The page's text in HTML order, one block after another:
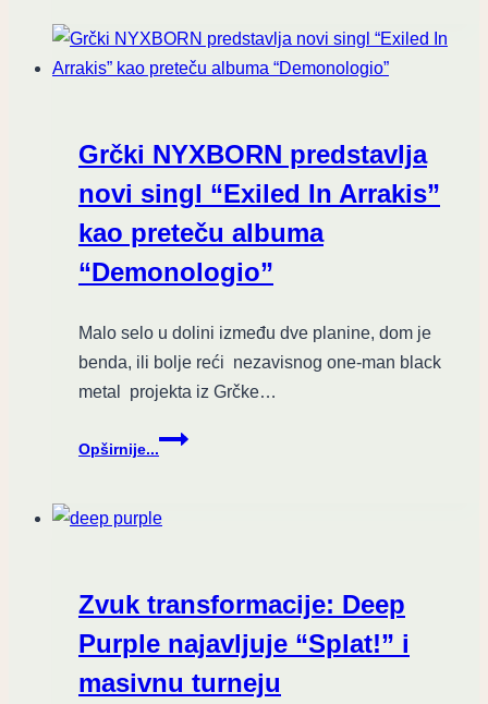
STICK
YOUR
Grčki NYXBORN predstavlja
novi singl “Exiled In Arrakis”
kao preteču albuma
“Demonologio”
Malo selo u dolini između dve planine, dom je
benda, ili bolje reći nezavisnog one-man black
metal projekta iz Grčke…
Opširnije...
Grčki
NYXBORN
Arrakis”
kao
preteču
albuma
Zvuk transformacije: Deep
Purple najavljuje “Splat!” i
masivnu turneju